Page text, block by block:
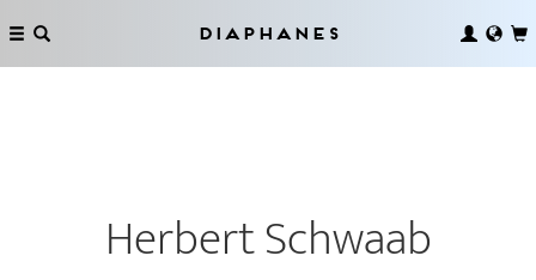
Diaphanes
Herbert Schwaab